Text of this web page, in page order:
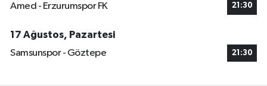
Amed - Erzurumspor FK 21:30
17 Ağustos, Pazartesi
Samsunspor - Göztepe
21:30